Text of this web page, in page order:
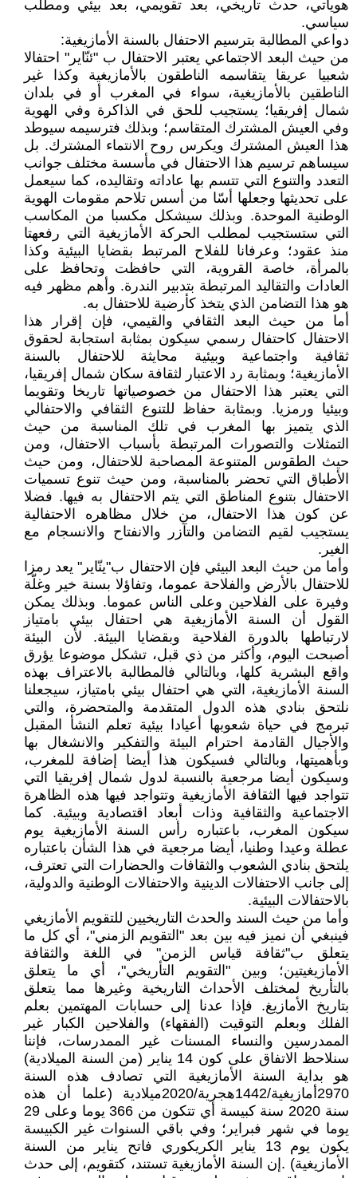
هوياتي، حدث تاريخي، بعد تقويمي، بعد بيئي ومطلب
سياسي.
دواعي المطالبة بترسيم الاحتفال بالسنة الأمازيغية:
من حيث البعد الاجتماعي يعتبر الاحتفال ب "ئنّاير" احتفالا
شعبيا عريقا يتقاسمه الناطقون بالأمازيغية وكذا غير
الناطقين بالأمازيغية، سواء في المغرب أو في بلدان
شمال إفريقيا؛ يستجيب للحق في الذاكرة وفي الهوية
وفي العيش المشترك المتقاسم؛ وبذلك فترسيمه سيوطد
هذا العيش المشترك ويكرس روح الانتماء المشترك. بل
سيساهم ترسيم هذا الاحتفال في مأسسة مختلف جوانب
التعدد والتنوع التي تتسم بها عاداته وتقاليده، كما سيعمل
على تحديثها وجعلها أسّا من أسس تلاحم مقومات الهوية
الوطنية الموحدة. وبذلك سيشكل مكسبا من المكاسب
التي ستستجيب لمطلب الحركة الأمازيغية التي رفعهتا
منذ عقود؛ وعرفانا للفلاح المرتبط بقضايا البيئية وكذا
بالمرأة، خاصة القروية، التي حافظت وتحافظ على
العادات والتقاليد المرتبطة بتدبير الندرة. وأهم مظهر فيه
هو هذا التضامن الذي يتخذ كأرضية للاحتفال به.
أما من حيث البعد الثقافي والقيمي، فإن إقرار هذا
الاحتفال كاحتفال رسمي سيكون بمثابة استجابة لحقوق
ثقافية واجتماعية وبيئية محايثة للاحتفال بالسنة
الأمازيغية؛ وبمثابة رد الاعتبار لثقافة سكان شمال إفريقيا،
التي يعتبر هذا الاحتفال من خصوصياتها تاريخا وتقويما
وبيئيا ورمزيا. وبمثابة حفاظ للتنوع الثقافي والاحتفالي
الذي يتميز بها المغرب في تلك المناسبة من حيث
التمثلات والتصورات المرتبطة بأسباب الاحتفال، ومن
حيث الطقوس المتنوعة المصاحبة للاحتفال، ومن حيث
الأطباق التي تحضر بالمناسبة، ومن حيث تنوع تسميات
الاحتفال بتنوع المناطق التي يتم الاحتفال به فيها. فضلا
عن كون هذا الاحتفال، من خلال مظاهره الاحتفالية
يستجيب لقيم التضامن والتآزر والانفتاح والانسجام مع
الغير.
وأما من حيث البعد البيئي فإن الاحتفال ب"ينّاير" يعد رمزا
للاحتفال بالأرض والفلاحة عموما، وتفاؤلا بسنة خير وغلّة
وفيرة على الفلاحين وعلى الناس عموما. وبذلك يمكن
القول أن السنة الأمازيغية هي احتفال بيئي بامتياز
لارتباطها بالدورة الفلاحية وبقضايا البيئة. لأن البيئة
أصبحت اليوم، وأكثر من ذي قبل، تشكل موضوعا يؤرق
واقع البشرية كلها، وبالتالي فالمطالبة بالاعتراف بهذه
السنة الأمازيغية، التي هي احتفال بيئي بامتياز، سيجعلنا
نلتحق بنادي هذه الدول المتقدمة والمتحضرة، والتي
تبرمج في حياة شعوبها أعيادا بيئية تعلم النشأ المقبل
والأجيال القادمة احترام البيئة والتفكير والانشغال بها
وبأهميتها، وبالتالي فسيكون هذا أيضا إضافة للمغرب،
وسيكون أيضا مرجعية بالنسبة لدول شمال إفريقيا التي
تتواجد فيها الثقافة الأمازيغية وتتواجد فيها هذه الظاهرة
الاجتماعية والثقافية وذات أبعاد اقتصادية وبيئية. كما
سيكون المغرب، باعتباره رأس السنة الأمازيغية يوم
عطلة وعيدا وطنيا، أيضا مرجعية في هذا الشأن باعتباره
يلتحق بنادي الشعوب والثقافات والحضارات التي تعترف،
إلى جانب الاحتفالات الدينية والاحتفالات الوطنية والدولية،
بالاحتفالات البيئية.
وأما من حيث السند والحدث التاريخيين للتقويم الأمازيغي
فينبغي أن نميز فيه بين بعد "التقويم الزمني"، أي كل ما
يتعلق ب"ثقافة قياس الزمن" في اللغة والثقافة
الأمازيغيتين؛ وبين "التقويم التأريخي"، أي ما يتعلق
بالتأريخ لمختلف الأحداث التاريخية وغيرها مما يتعلق
بتاريخ الأمازيغ. فإذا عدنا إلى حسابات المهتمين بعلم
الفلك وبعلم التوقيت (الفقهاء) والفلاحين الكبار غير
الممدرسين والنساء المسنات غير الممدرسات، فإننا
سنلاحظ الاتفاق على كون 14 يناير (من السنة الميلادية)
هو بداية السنة الأمازيغية التي تصادف هذه السنة
2970أمازيغية/1442هجرية/2020ميلادية (علما أن هذه
سنة 2020 سنة كبيسة أي تتكون من 366 يوما وعلى 29
يوما في شهر فبراير؛ وفي باقي السنوات غير الكبيسة
يكون يوم 13 يناير الكريكوري فاتح يناير من السنة
الأمازيغية) .إن السنة الأمازيغية تستند، كتقويم، إلى حدث